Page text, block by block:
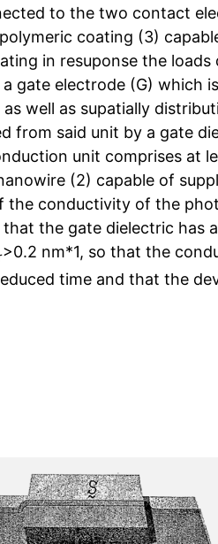
to the two contact
coating (3)
in resuponse the loads
gate electrode (G) which
well as supatially
from said unit by a gate
unit comprises at
(2) capable of
the conductivity of the
the gate dielectric has
>0.2 nm*1, so that the
time and that the